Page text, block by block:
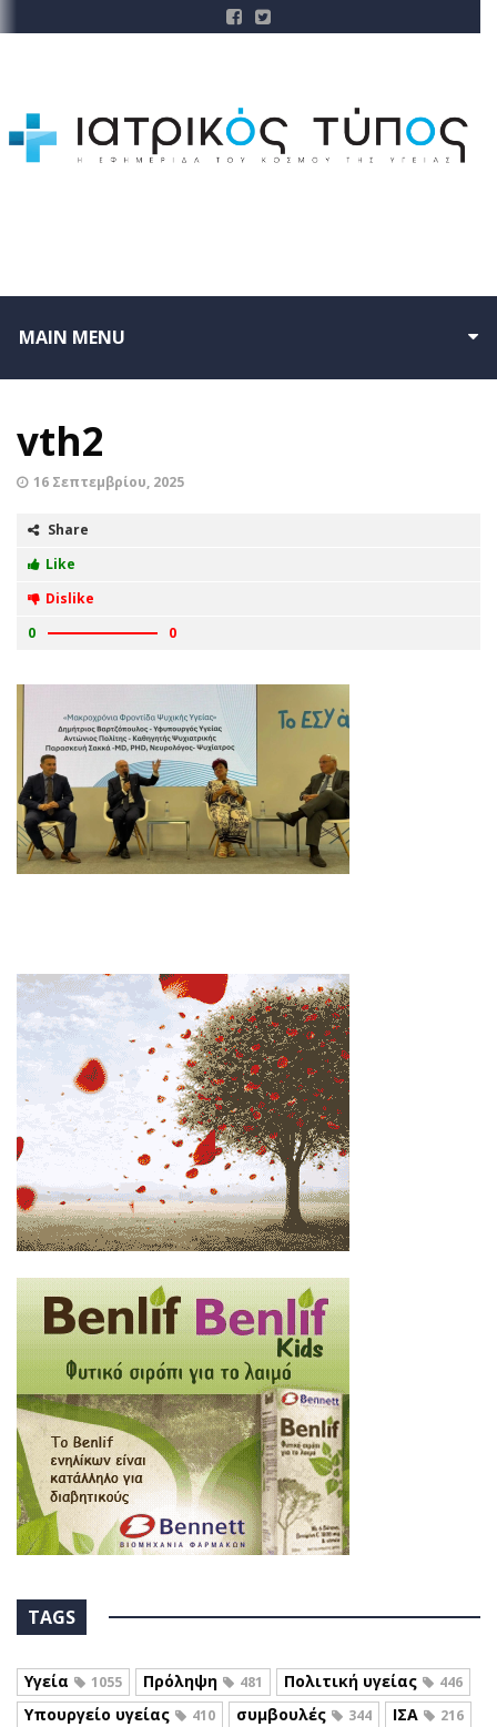
MAIN MENU
vth2
16 Σεπτεμβρίου, 2025
Share
Like
Dislike
0
0
TAGS
Υγεία 1055 Πρόληψη 481 Πολιτική υγείας 446
Υπουργείο υγείας 410 συμβουλές 344 ΙΣΑ 216